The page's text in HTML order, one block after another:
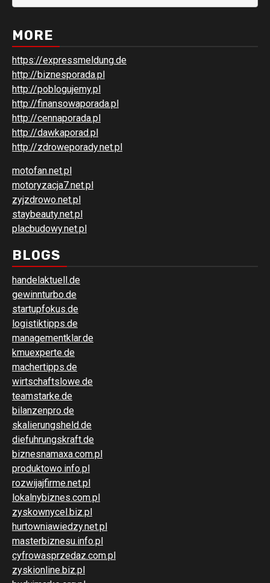
MORE
https://expressmeldung.de
http://biznesporada.pl
http://poblogujemy.pl
http://finansowaporada.pl
http://cennaporada.pl
http://dawkaporad.pl
http://zdroweporady.net.pl
motofan.net.pl
motoryzacja7.net.pl
zyjzdrowo.net.pl
staybeauty.net.pl
placbudowy.net.pl
BLOGS
handelaktuell.de
gewinnturbo.de
startupfokus.de
logistiktipps.de
managementklar.de
kmuexperte.de
machertipps.de
wirtschaftslowe.de
teamstarke.de
bilanzenpro.de
skalierungsheld.de
diefuhrungskraft.de
biznesnamaxa.com.pl
produktowo.info.pl
rozwijajfirme.net.pl
lokalnybiznes.com.pl
zyskownycel.biz.pl
hurtowniawiedzy.net.pl
masterbiznesu.info.pl
cyfrowasprzedaz.com.pl
zyskionline.biz.pl